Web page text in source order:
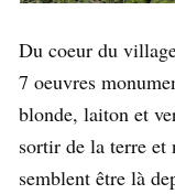
Du coeur du
7 oeuvres
blonde, laiton et
sortir de la terre et
semblent être là